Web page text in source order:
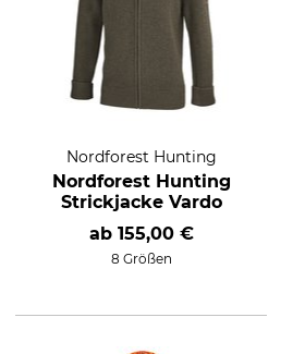
Nordforest Hunting
Nordforest Hunting
Strickjacke Vardo
ab 155,00 €
8 Größen